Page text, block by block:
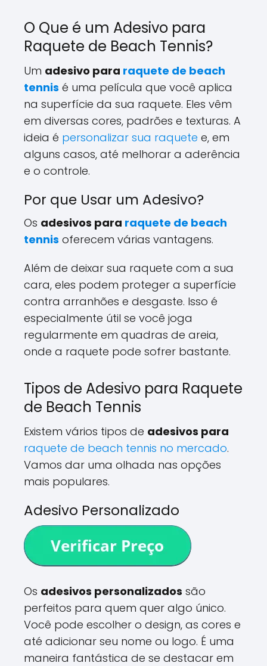
O Que é um Adesivo para
Raquete de Beach Tennis?
Um adesivo para raquete de beach
tennis é uma película que você aplica
na superfície da sua raquete. Eles vêm
em diversas cores, padrões e texturas. A
ideia é personalizar sua raquete e, em
alguns casos, até melhorar a aderência
e o controle.
Por que Usar um Adesivo?
Os adesivos para raquete de beach
tennis oferecem várias vantagens.
Além de deixar sua raquete com a sua
cara, eles podem proteger a superfície
contra arranhões e desgaste. Isso é
especialmente útil se você joga
regularmente em quadras de areia,
onde a raquete pode sofrer bastante.
Tipos de Adesivo para Raquete
de Beach Tennis
Existem vários tipos de adesivos para
raquete de beach tennis no mercado.
Vamos dar uma olhada nas opções
mais populares.
Adesivo Personalizado
Os adesivos personalizados são
perfeitos para quem quer algo único.
Você pode escolher o design, as cores e
até adicionar seu nome ou logo. É uma
maneira fantástica de se destacar em